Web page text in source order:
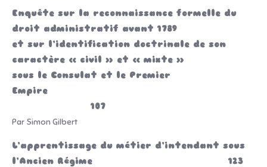
Enquête sur la reconnaissance formelle du
droit administratif avant 1789
et sur l’identification doctrinale de son
caractère « civil » et « mixte »
sous le Consulat et le Premier
Empire
107
Par Simon Gilbert
L’apprentissage du métier d’intendant sous
l’Ancien Régime 123